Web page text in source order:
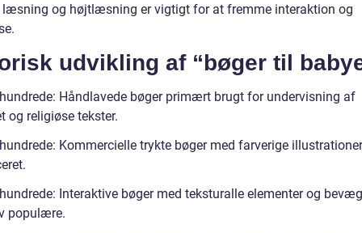
og højtlæsning er vigtigt for at fremme interaktion og
udvikling af “bøger til
Håndlavede bøger primært brugt for undervisning af
og religiøse tekster.
Kommercielle trykte bøger med farverige
Interaktive bøger med teksturalle elementer og
populære.